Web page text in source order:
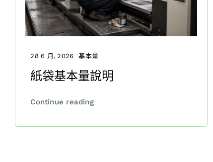
28 6 月, 2026 基本量
紙袋基本量說明
Continue reading